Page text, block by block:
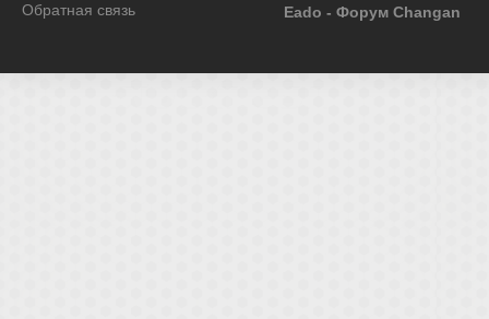
Обратная связь
Eado - Форум Changan